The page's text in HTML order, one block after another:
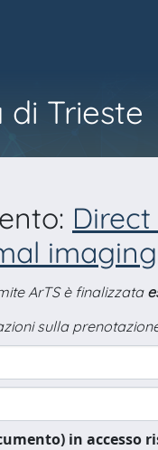
Trieste
imaging
ArTS è finalizzata
sulla
in accesso